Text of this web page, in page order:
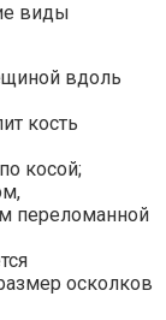
виды
вдоль
кость
косой;
переломанной
осколков